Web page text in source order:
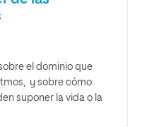
el dominio que
y sobre cómo
suponer la vida o la